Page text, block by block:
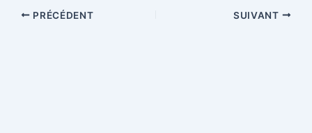
PRÉCÉDENT SUIVANT